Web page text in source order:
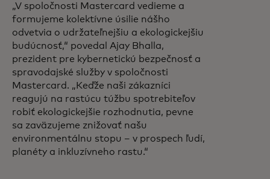
„V spoločnosti Mastercard vedieme a
formujeme kolektívne úsilie nášho
odvetvia o udržateľnejšiu a ekologickejšiu
budúcnosť,“ povedal Ajay Bhalla,
prezident pre kybernetickú bezpečnosť a
spravodajské služby v spoločnosti
Mastercard. „Keďže naši zákazníci
reagujú na rastúcu túžbu spotrebiteľov
robiť ekologickejšie rozhodnutia, pevne
sa zaväzujeme znižovať našu
environmentálnu stopu – v prospech ľudí,
planéty a inkluzívneho rastu.“